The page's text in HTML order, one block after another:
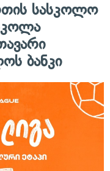
სასკოლო
ბანკი